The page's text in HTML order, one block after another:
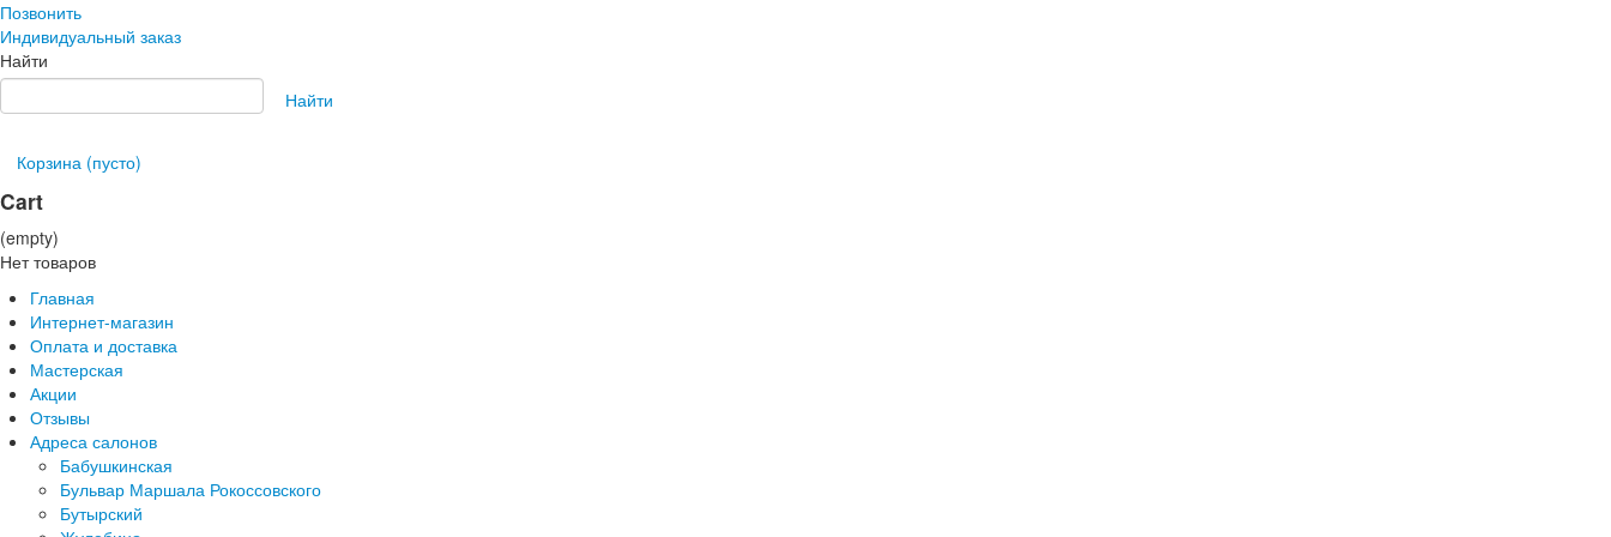
Позвонить
Индивидуальный заказ
Найти
Найти
Корзина (пусто)
Cart
(empty)
Нет товаров
Главная
Интернет-магазин
Оплата и доставка
Мастерская
Акции
Отзывы
Адреса салонов
Бабушкинская
Бульвар Маршала Рокоссовского
Бутырский